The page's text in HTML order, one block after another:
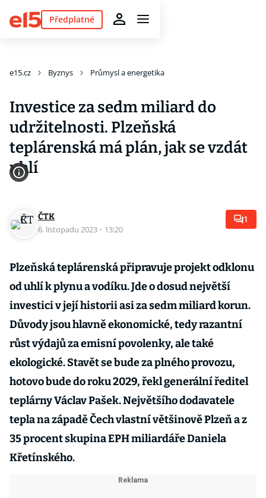
Předplatné
e15.cz Byznys Průmysl a energetika
Investice za sedm miliard do
udržitelnosti. Plzeňská
teplárenská má plán, jak se vzdát
uhlí
ČTK
6. listopadu 2023 · 13:20
1
Plzeňská teplárenská připravuje projekt odklonu
od uhlí k plynu a vodíku. Jde o dosud největší
investici v její historii asi za sedm miliard korun.
Důvody jsou hlavně ekonomické, tedy razantní
růst výdajů za emisní povolenky, ale také
ekologické. Stavět se bude za plného provozu,
hotovo bude do roku 2029, řekl generální ředitel
teplárny Václav Pašek. Největšího dodavatele
tepla na západě Čech vlastní většinově Plzeň a z
35 procent skupina EPH miliardáře Daniela
Křetínského.